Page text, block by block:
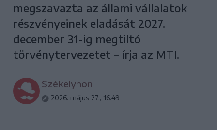
megszavazta az állami vállalatok
részvényeinek eladását 2027.
december 31-ig megtiltó
törvénytervezetet – írja az MTI.
Székelyhon
2026. május 27., 16:49